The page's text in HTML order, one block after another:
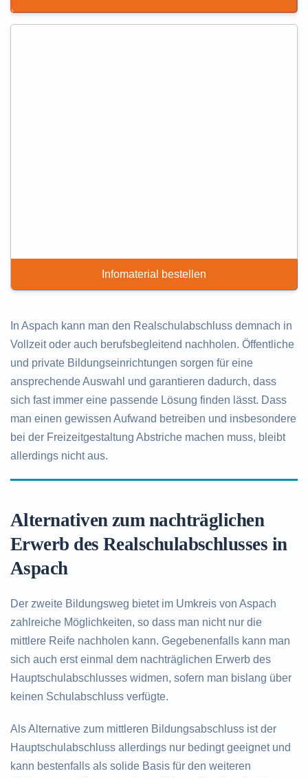
Infomaterial bestellen
In Aspach kann man den Realschulabschluss demnach in
Vollzeit oder auch berufsbegleitend nachholen. Öffentliche
und private Bildungseinrichtungen sorgen für eine
ansprechende Auswahl und garantieren dadurch, dass
sich fast immer eine passende Lösung finden lässt. Dass
man einen gewissen Aufwand betreiben und insbesondere
bei der Freizeitgestaltung Abstriche machen muss, bleibt
allerdings nicht aus.
Alternativen zum nachträglichen
Erwerb des Realschulabschlusses in
Aspach
Der zweite Bildungsweg bietet im Umkreis von Aspach
zahlreiche Möglichkeiten, so dass man nicht nur die
mittlere Reife nachholen kann. Gegebenenfalls kann man
sich auch erst einmal dem nachträglichen Erwerb des
Hauptschulabschlusses widmen, sofern man bislang über
keinen Schulabschluss verfügte.
Als Alternative zum mittleren Bildungsabschluss ist der
Hauptschulabschluss allerdings nur bedingt geeignet und
kann bestenfalls als solide Basis für den weiteren